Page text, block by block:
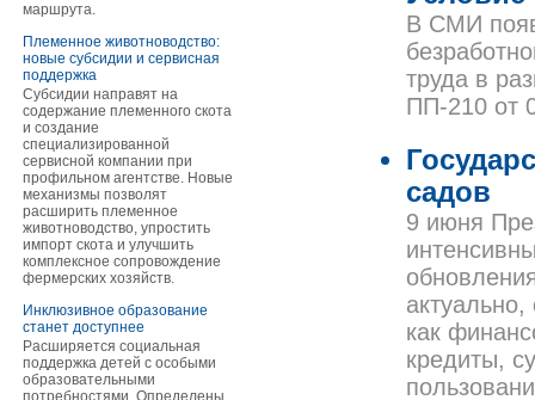
маршрута.
Племенное животноводство:
новые субсидии и сервисная
поддержка
Субсидии направят на
содержание племенного скота
и создание
специализированной
сервисной компании при
профильном агентстве. Новые
механизмы позволят
расширить племенное
животноводство, упростить
импорт скота и улучшить
комплексное сопровождение
фермерских хозяйств.
Инклюзивное образование
станет доступнее
Расширяется социальная
поддержка детей с особыми
образовательными
потребностями. Определены
В СМИ
труда в
ПП-210 от
садов
9 июня
актуально,
как
кредиты,